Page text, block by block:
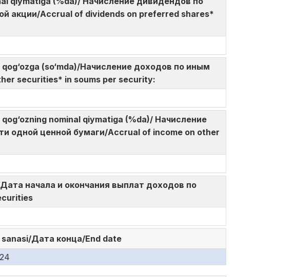
акции/Accrual of dividends on preferred shares*
(so‘mda)/Начисление доходов по иным
securities* in soums per security:
nominal qiymatiga (%da)/ Начисление
одной ценной бумаги/Accrual of income on other
начала и окончания выплат доходов по
sanasi/Дата конца/End date